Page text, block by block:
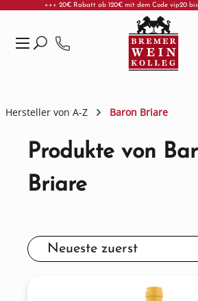
+++ 20€ Rabatt ab 120€ mit dem Code vip20 bis
Hersteller von A-Z Baron Briare
Produkte von
Briare